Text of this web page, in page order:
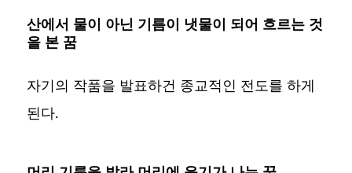
산에서 물이 아닌 기름이 냇물이 되어 흐르는 것
을 본 꿈
자기의 작품을 발표하건 종교적인 전도를 하게
된다.